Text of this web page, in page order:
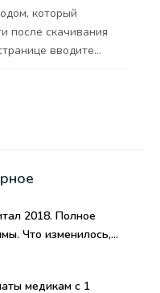
который
после скачивания
вводите...
2018. Полное
Что изменилось,...
медикам с 1